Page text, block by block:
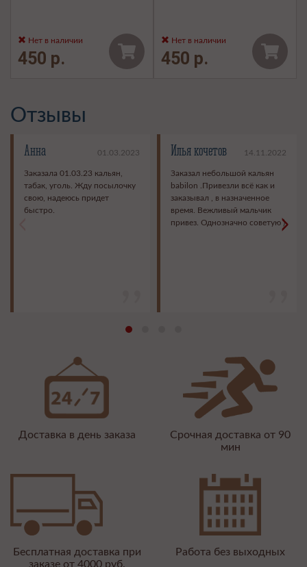
Нет в наличии
450 р.
Нет в наличии
450 р.
Отзывы
Анна 01.03.2023
Заказала 01.03.23 кальян,
табак, уголь. Жду посылочку
свою, надеюсь придет
быстро.
Илья кочетов 14.11.2022
Заказал небольшой кальян
babilon .Привезли всё как и
заказывал , в назначенное
время. Вежливый мальчик
привез. Однозначно советую )>
Доставка в день заказа
Срочная доставка от 90
мин
Бесплатная доставка при
заказе от 4000 руб.
Работа без выходных